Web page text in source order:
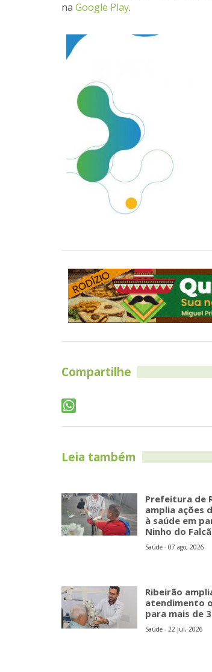
na Google Play.
Compartilhe
Leia também
Prefeitura de
amplia ações
à saúde em
Ninho do
Saúde - 07 ago, 2026
Ribeirão
atendimento
para mais de
Saúde - 22 jul, 2026